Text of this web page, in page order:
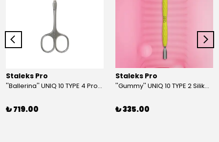
Staleks Pro
''Ballerina'' UNIQ 10 TYPE 4 Profesyonel Tırnak Eti Makası
₺ 719.00
Staleks Pro
''Gummy'' UNIQ 10 TYPE 2 Silikon Saplı Tırnak Eti İtici (Dar Yuvarlak + Yamuk İtici)
₺ 335.00